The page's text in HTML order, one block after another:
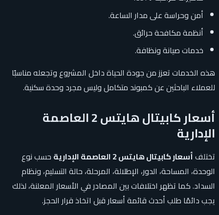
أمن وحراسة على مدار الساعة.
أنظمة مكافحة حرائق.
خدمات صيانة ونظافة.
هذه الخدمات تعزز من جودة الحياة داخل المشروع وتجعله مناسبًا
للعملاء الباحثين عن كمبوند متكامل وليس مجرد وحدة سكنية.
أسعار كابيتال هايتس 2 العاصمة
الإدارية
تختلفأسعار كابيتال هايتس 2 العاصمة الإدارية
حسب نوع
الوحدة، المساحة، الدور، الإطلالة، المرحلة، حالة التسليم، ونظام
السداد. كما تظهر اختلافات بين المصادر في الأسعار المعلنة، لذلك
يجب دائمًا طلب أحدث قائمة أسعار قبل اتخاذ قرار الحجز.